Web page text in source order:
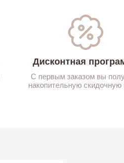
Дисконтная
С первым заказом вы
накопительную скидочную